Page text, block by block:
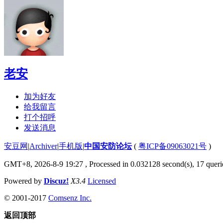
老安
加为好友
给我留言
打个招呼
发送消息
安豆网 |Archiver|手机版|中国安防论坛( 粤ICP备09063021号 )
GMT+8, 2026-8-9 19:27 , Processed in 0.032128 second(s), 17
Powered by Discuz! X3.4 Licensed
© 2001-2017 Comsenz Inc.
返回顶部